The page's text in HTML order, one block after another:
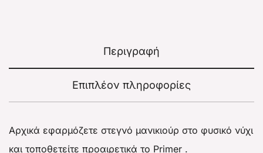
Περιγραφή
Επιπλέον πληροφορίες
Αρχικά εφαρμόζετε στεγνό μανικιούρ στο φυσικό νύχι
και τοποθετείτε προαιρετικά το Primer .